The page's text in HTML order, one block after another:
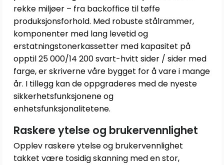
rekke miljøer – fra backoffice til tøffe
produksjonsforhold. Med robuste stålrammer,
komponenter med lang levetid og
erstatningstonerkassetter med kapasitet på
opptil 25 000/14 200 svart-hvitt sider / sider med
farge, er skriverne våre bygget for å vare i mange
år. I tillegg kan de oppgraderes med de nyeste
sikkerhetsfunksjonene og
enhetsfunksjonalitetene.
Raskere ytelse og brukervennlighet
Opplev raskere ytelse og brukervennlighet
takket være tosidig skanning med en stor,